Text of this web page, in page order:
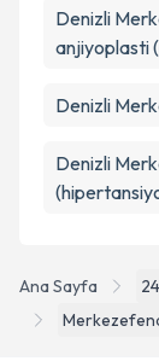
Ana Sayfa
Denizli
anjiyoplasti
Denizli
Denizli